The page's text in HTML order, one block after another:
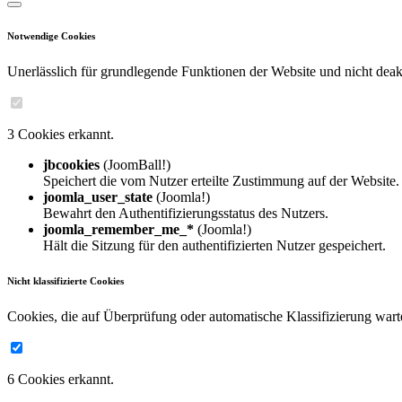
Notwendige Cookies
Unerlässlich für grundlegende Funktionen der Website und nicht
3 Cookies erkannt.
jbcookies (JoomBall!)
Speichert die vom Nutzer erteilte Zustimmung auf der Website.
joomla_user_state (Joomla!)
Bewahrt den Authentifizierungsstatus des Nutzers.
joomla_remember_me_* (Joomla!)
Hält die Sitzung für den authentifizierten Nutzer gespeichert.
Nicht klassifizierte Cookies
Cookies, die auf Überprüfung oder automatische Klassifizierung
6 Cookies erkannt.